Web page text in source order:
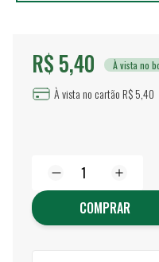
R$ 5,40 À vista no
À vista no cartão R$ 5,40
COMPRAR